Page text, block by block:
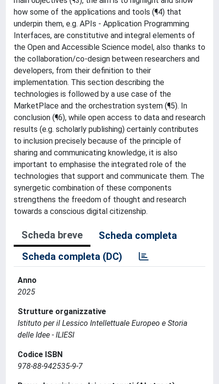
how some of the applications and tools (¶4) that
underpin them, e.g. APIs - Application Programming
Interfaces, are constitutive and integral elements of
the Open and Accessible Science model, also thanks to
the collaboration/co-design between researchers and
developers, from their definition to their
implementation. This section describing the
technologies is followed by a use case of the
MarketPlace and the orchestration system (¶5). In
conclusion (¶6), while open access to data and research
results (e.g. scholarly publishing) certainly contributes
to inclusion precisely because of the principle of
sharing and communicating knowledge, it is also
important to emphasise the integrated role of the
technologies that support and communicate them. The
synergetic combination of these components
strengthens the freedom of thought and research
towards a conscious digital citizenship.
Scheda breve
Scheda completa
Scheda completa (DC)
Anno
2025
Strutture organizzative
Istituto per il Lessico Intellettuale Europeo e Storia
delle Idee - ILIESI
Codice ISBN
978-88-942535-9-7